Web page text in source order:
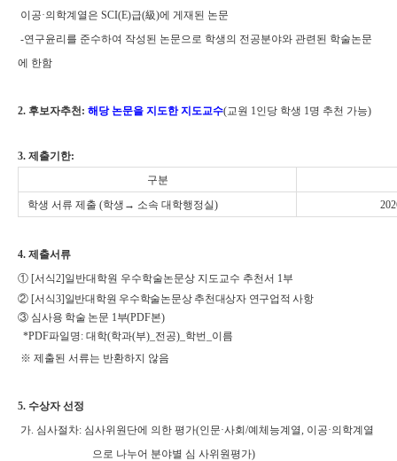
이공·의학계열은 SCI(E)급(級)에 게재된 논문
-연구윤리를 준수하여 작성된 논문으로 학생의 전공분야와 관련된 학술논문
에 한함
2. 후보자추천: 해당 논문을 지도한 지도교수(교원 1인당 학생 1명 추천 가능)
3. 제출기한:
구분
학생 서류 제출 (학생→ 소속 대학행정실)
4. 제출서류
① [서식2]일반대학원 우수학술논문상 지도교수 추천서 1 부
② [서식3]일반대학원 우수학술논문상 추천대상자 연구업적 사항
③ 심사용 학술 논문 1 부(PDF본)
*PDF파일명: 대학(학과(부)_ 전공)_ 학번 이름
※ 제출된 서류는 반환하지 않음
5. 수상자 선정
가. 심사절차: 심사위원단에 의한 평가(인문·사회/예체능계열, 이공·의학계열
으로 나누어 분야별 심 사위원평가)